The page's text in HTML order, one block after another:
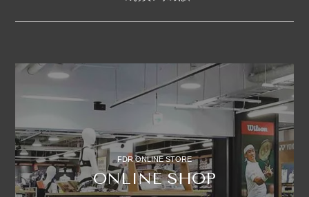
FDR ONLINE STORE
ONLINE SHOP